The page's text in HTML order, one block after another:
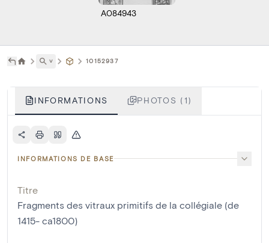
A084943
˅ 10152937
INFORMATIONS PHOTOS (1)
INFORMATIONS DE BASE
Titre
Fragments des vitraux primitifs de la collégiale (de
1415- ca1800)